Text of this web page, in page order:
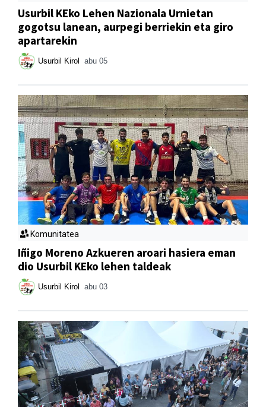
Usurbil KEko Lehen Nazionala Urnietan
gogotsu lanean, aurpegi berriekin eta giro
apartarekin
Usurbil Kirol abu 05
Komunitatea
Iñigo Moreno Azkueren aroari hasiera eman
dio Usurbil KEko lehen taldeak
Usurbil Kirol abu 03